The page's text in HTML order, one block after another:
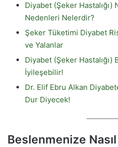
Diyabet (Şeker
Nedenleri Nelerdir?
Şeker Tüketimi Diyabet
ve Yalanlar
Diyabet (Şeker Hastalığı)
İyileşebilir!
Dr. Elif Ebru Alkan
Dur Diyecek!
Beslenmenize